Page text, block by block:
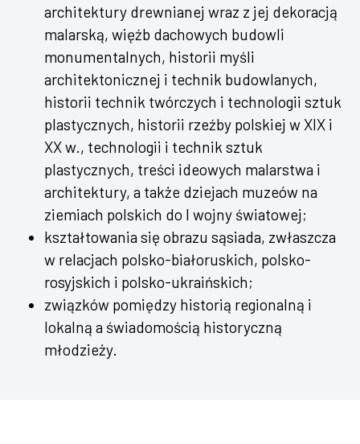
architektury drewnianej wraz z jej dekoracją
malarską, więźb dachowych budowli
monumentalnych, historii myśli
architektonicznej i technik budowlanych,
historii technik twórczych i technologii sztuk
plastycznych, historii rzeźby polskiej w XIX i
XX w., technologii i technik sztuk
plastycznych, treści ideowych malarstwa i
architektury, a także dziejach muzeów na
ziemiach polskich do I wojny światowej;
kształtowania się obrazu sąsiada, zwłaszcza
w relacjach polsko-białoruskich, polsko-
rosyjskich i polsko-ukraińskich;
związków pomiędzy historią regionalną i
lokalną a świadomością historyczną
młodzieży.